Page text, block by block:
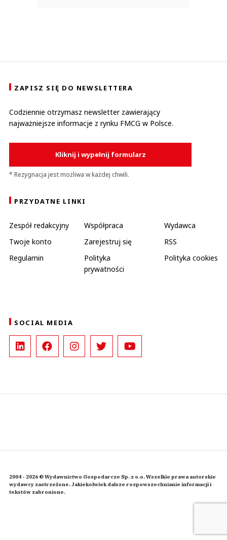
ZAPISZ SIĘ DO NEWSLETTERA
Codziennie otrzymasz newsletter zawierający
najważniejsze informacje z rynku FMCG w Polsce.
Kliknij i wypełnij formularz
* Rezygnacja jest możliwa w każdej chwili.
PRZYDATNE LINKI
Zespół redakcyjny Współpraca
Wydawca
Twoje konto
Zarejestruj się
RSS
Regulamin
Polityka
prywatności
Polityka cookies
SOCIAL MEDIA
2004 - 2026 © Wydawnictwo Gospodarcze Sp. z o.o. Wszelkie prawa autorskie
wydawcy zastrzeżone. Jakiekolwiek dalsze rozpowszechnianie informacji i